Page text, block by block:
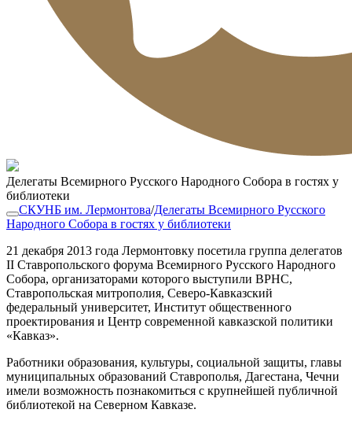
Делегаты Всемирного Русского Народного Собора в гостях у
библиотеки
СКУНБ им. Лермонтова/Делегаты Всемирного Русского
Народного Собора в гостях у библиотеки
21 декабря 2013 года Лермонтовку посетила группа делегатов
II Ставропольского форума Всемирного Русского Народного
Собора, организаторами которого выступили ВРНС,
Ставропольская митрополия, Северо-Кавказский
федеральный университет, Институт общественного
проектирования и Центр современной кавказской политики
«Кавказ».
Работники образования, культуры, социальной защиты, главы
муниципальных образований Ставрополья, Дагестана, Чечни
имели возможность познакомиться с крупнейшей публичной
библиотекой на Северном Кавказе.